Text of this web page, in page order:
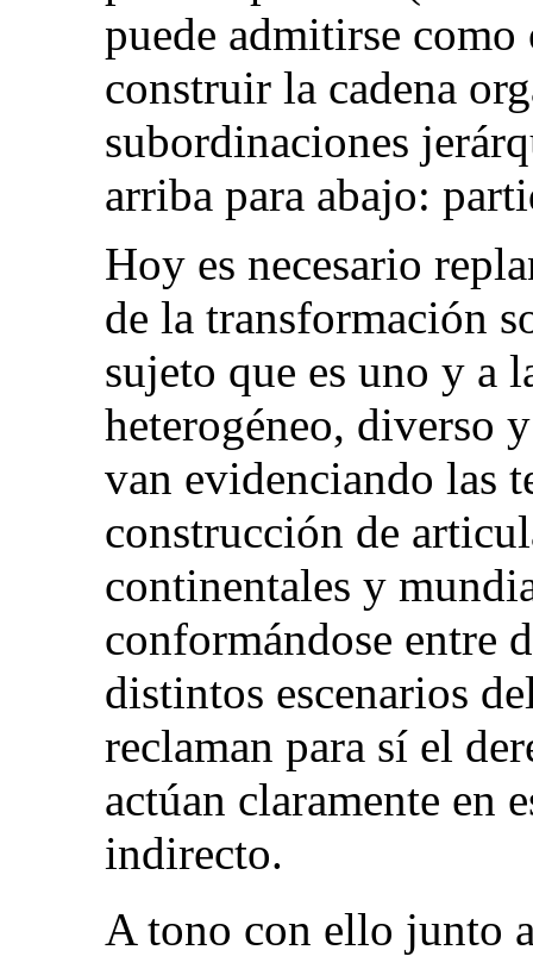
puede admitirse como
construir la cadena
subordinaciones
arriba para abajo:
Hoy es necesario
de la transformación
sujeto que es uno y a
heterogéneo, diverso
van evidenciando las
construcción de
continentales y
conformándose entre
distintos escenarios
reclaman para sí el
actúan claramente en
indirecto.
A tono con ello junto